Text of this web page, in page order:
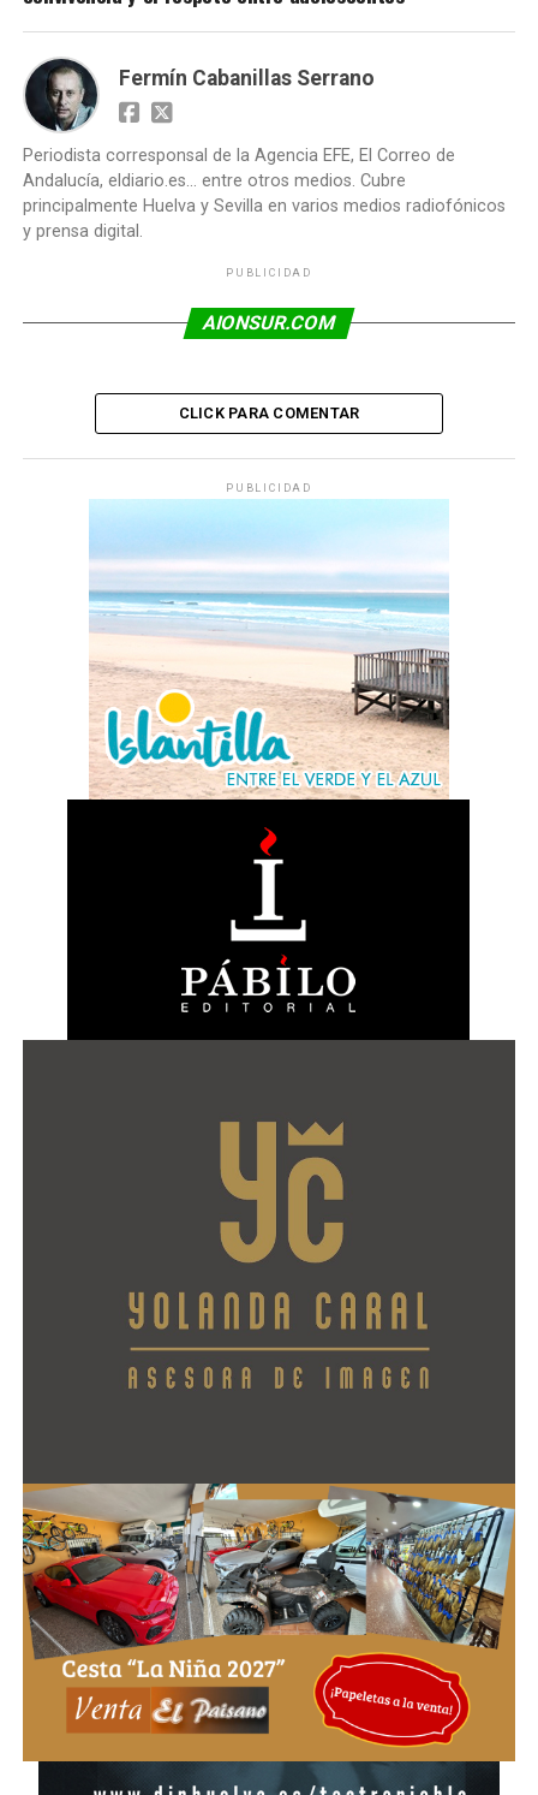
Fermín Cabanillas Serrano
Periodista corresponsal de la Agencia EFE, El Correo de
Andalucía, eldiario.es... entre otros medios. Cubre
principalmente Huelva y Sevilla en varios medios radiofónicos
y prensa digital.
PUBLICIDAD
AIONSUR.COM
CLICK PARA COMENTAR
PUBLICIDAD